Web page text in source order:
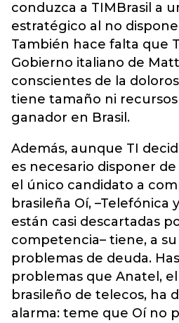
conduzca a TIMBrasil a
estratégico al no
También hace falta que
Gobierno italiano de
conscientes de la
tiene tamaño ni
ganador en Brasil.
Además, aunque TI
es necesario disponer
el único candidato a
brasileña Oí, –Telefónica
están casi descartadas
competencia– tiene, a
problemas de deuda.
problemas que Anatel,
brasileño de telecos, ha
alarma: teme que Oí no